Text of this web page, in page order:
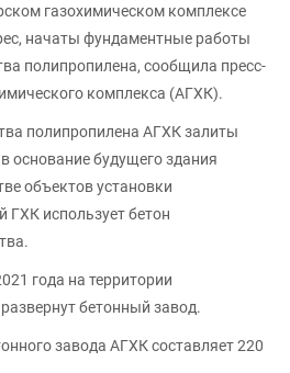
газохимическом комплексе
начаты фундаментные работы
полипропилена, сообщила пресс-
комплекса (АГХК).
полипропилена АГХК залиты
основание будущего здания
объектов установки
ГХК использует бетон
года на территории
бетонный завод.
завода АГХК составляет 220